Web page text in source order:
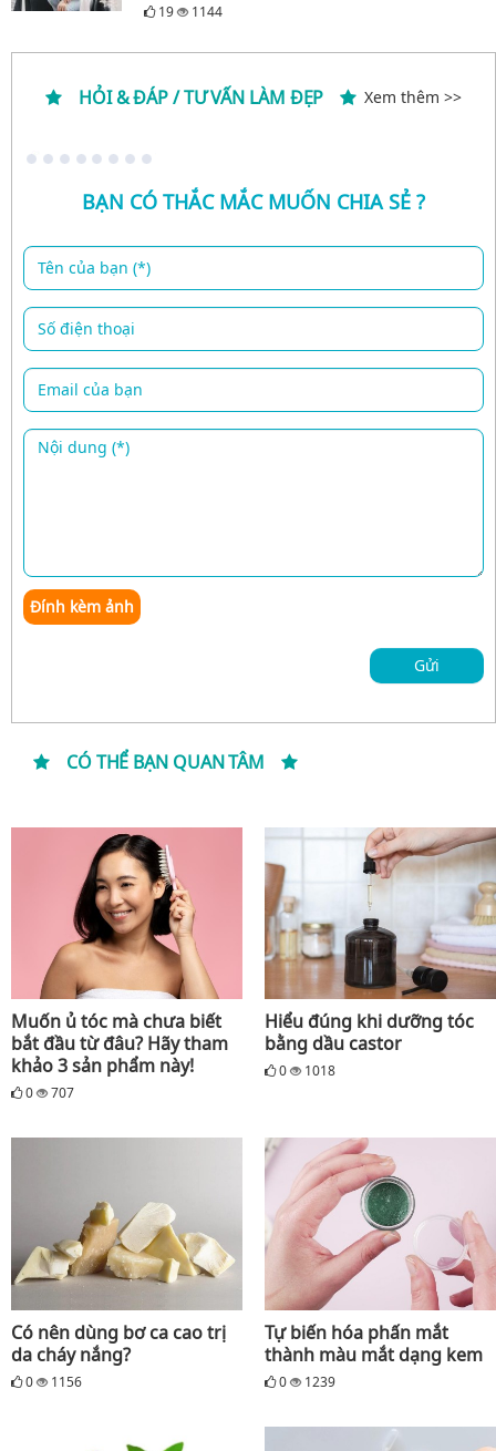
19 1144
HỎI & ĐÁP / TƯ VẤN LÀM ĐẸP Xem thêm >>
BẠN CÓ THẮC MẮC MUỐN CHIA SẺ ?
Đính kèm ảnh
Gửi
CÓ THỂ BẠN QUAN TÂM
Muốn ủ tóc mà chưa biết
bắt đầu từ đâu? Hãy tham
khảo 3 sản phẩm này!
0 707
Hiểu đúng khi dưỡng tóc
bằng dầu castor
0 1018
Có nên dùng bơ ca cao trị
da cháy nắng?
0 1156
Tự biến hóa phấn mắt
thành màu mắt dạng kem
0 1239